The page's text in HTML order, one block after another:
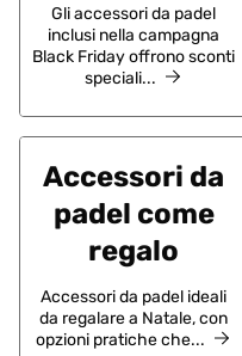
Gli accessori da padel
inclusi nella campagna
Black Friday offrono sconti
speciali...
Accessori da
padel come
regalo
Accessori da padel ideali
da regalare a Natale, con
opzioni pratiche che...